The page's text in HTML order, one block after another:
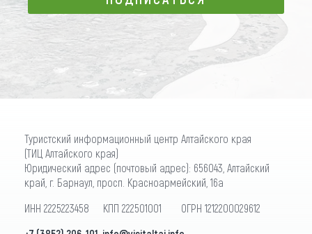
ПОДПИСАТЬСЯ
Туристский информационный центр Алтайского края
(ТИЦ Алтайского края)
Юридический адрес (почтовый адрес): 656043, Алтайский
край, г. Барнаул, просп. Красноармейский, 16а
ИНН 2225223458 КПП 222501001 ОГРН 1212200029612